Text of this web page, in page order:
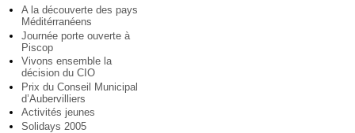
A la découverte des pays
Méditérranéens
Journée porte ouverte à
Piscop
Vivons ensemble la
décision du CIO
Prix du Conseil Municipal
d’Aubervilliers
Activités jeunes
Solidays 2005